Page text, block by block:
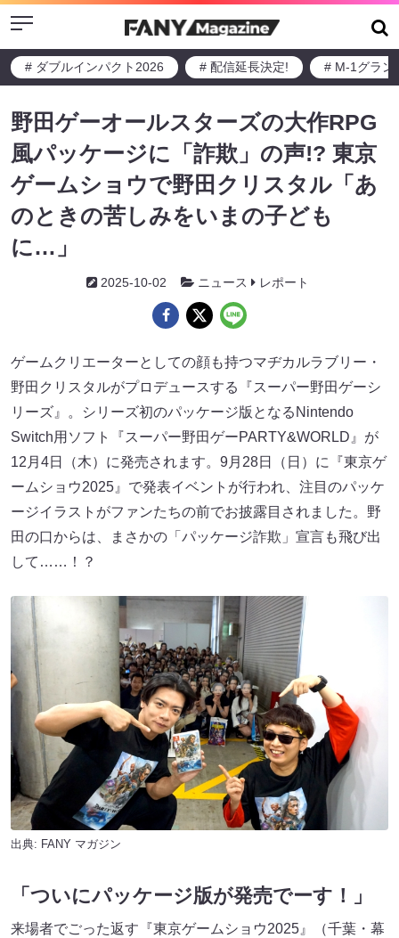
Menu
# ダブルインパクト2026 # 配信延長決定! # M-1グラン
野田ゲーオールスターズの大作RPG
風パッケージに「詐欺」の声!? 東京
ゲームショウで野田クリスタル「あ
のときの苦しみをいまの子ども
に…」
2025-10-02 ニュース レポート
ゲームクリエーターとしての顔も持つマヂカルラブリー・
野田クリスタルがプロデュースする『スーパー野田ゲーシ
リーズ』。シリーズ初のパッケージ版となるNintendo
Switch用ソフト『スーパー野田ゲーPARTY&WORLD』が
12月4日（木）に発売されます。9月28日（日）に『東京ゲ
ームショウ2025』で発表イベントが行われ、注目のパッケ
ージイラストがファンたちの前でお披露目されました。野
田の口からは、まさかの「パッケージ詐欺」宣言も飛び出
して……！？
出典: FANY マガジン
「ついにパッケージ版が発売でーす！」
来場者でごった返す『東京ゲームショウ2025』（千葉・幕